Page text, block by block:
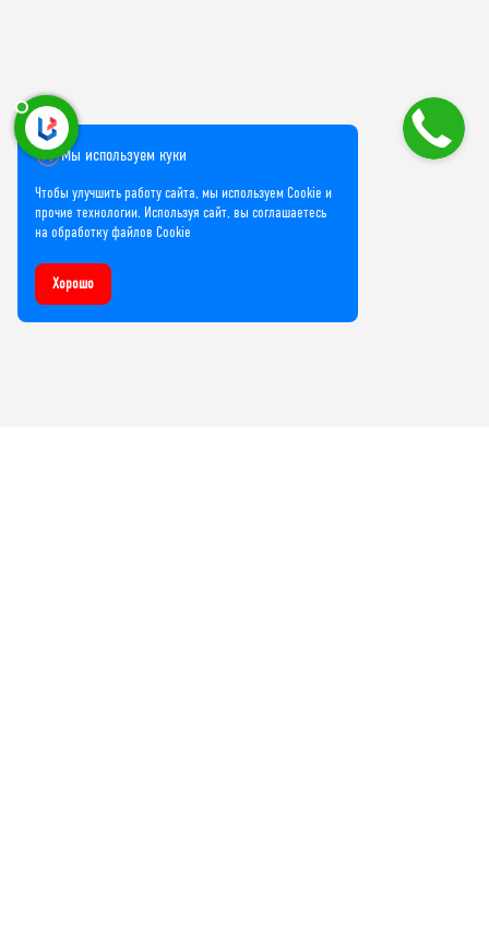
Мы используем куки
Чтобы улучшить работу сайта, мы используем Cookie и
прочие технологии. Используя сайт, вы соглашаетесь
на обработку файлов Cookie
Хорошо